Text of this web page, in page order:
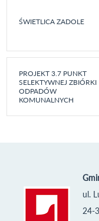
ŚWIETLICA ZADOLE
PROJEKT 3.7 PUNKT
SELEKTYWNEJ ZBIÓRKI
ODPADÓW
KOMUNALNYCH
ul.
24-